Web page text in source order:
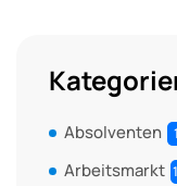
Absolventen
Arbeitsmarkt